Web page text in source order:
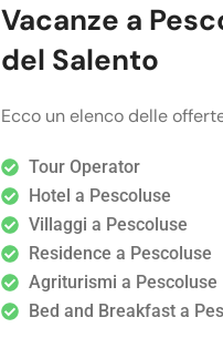
Vacanze a
del Salento
Ecco un elenco delle
Tour Operator
Hotel a Pescoluse
Villaggi a Pescoluse
Residence a Pescoluse
Agriturismi a Pescoluse
Bed and Breakfast a